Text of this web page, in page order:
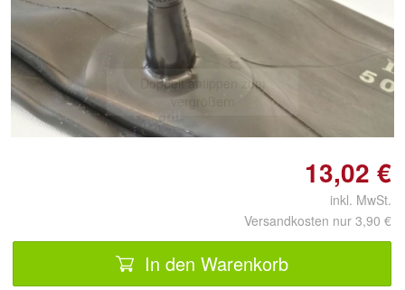
Doppelt antippen zum
vergrößern
13,02 €
inkl. MwSt.
Versandkosten nur 3,90 €
In den Warenkorb